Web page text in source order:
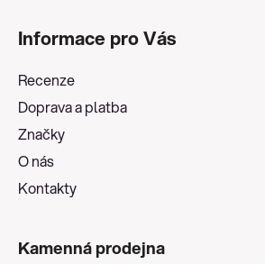
Informace pro Vás
Recenze
Doprava a platba
Značky
O nás
Kontakty
Kamenná prodejna